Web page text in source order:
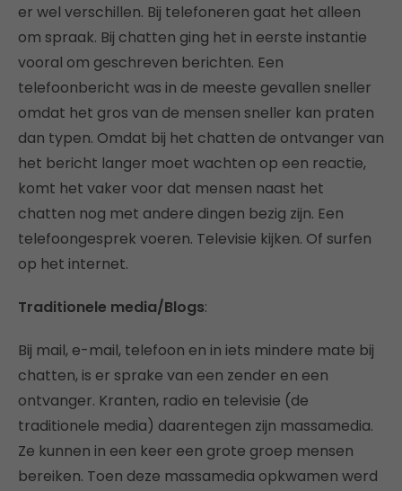
er wel verschillen. Bij telefoneren gaat het alleen
om spraak. Bij chatten ging het in eerste instantie
vooral om geschreven berichten. Een
telefoonbericht was in de meeste gevallen sneller
omdat het gros van de mensen sneller kan praten
dan typen. Omdat bij het chatten de ontvanger van
het bericht langer moet wachten op een reactie,
komt het vaker voor dat mensen naast het
chatten nog met andere dingen bezig zijn. Een
telefoongesprek voeren. Televisie kijken. Of surfen
op het internet.
Traditionele media/Blogs:
Bij mail, e-mail, telefoon en in iets mindere mate bij
chatten, is er sprake van een zender en een
ontvanger. Kranten, radio en televisie (de
traditionele media) daarentegen zijn massamedia.
Ze kunnen in een keer een grote groep mensen
bereiken. Toen deze massamedia opkwamen werd